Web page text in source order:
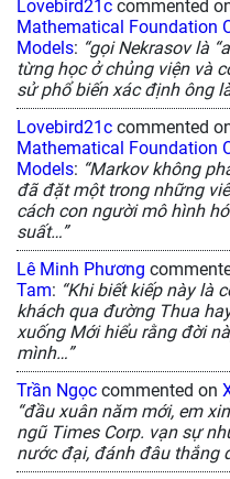
Lovebird21c commented
Mathematical Foundation
Models: “gọi Nekrasov là
từng học ở chủng viện và
sử phổ biến xác định ông
Lovebird21c commented
Mathematical Foundation
Models: “Markov không
đã đặt một trong những
cách con người mô hình
suất…”
Lê Minh Phương
Tam: “Khi biết kiếp này là
khách qua đường Thua
xuống Mới hiểu rằng đời
mình…”
Trần Ngọc commented on
“đầu xuân năm mới, em
ngũ Times Corp. vạn sự
nước đại, đánh đâu thắng